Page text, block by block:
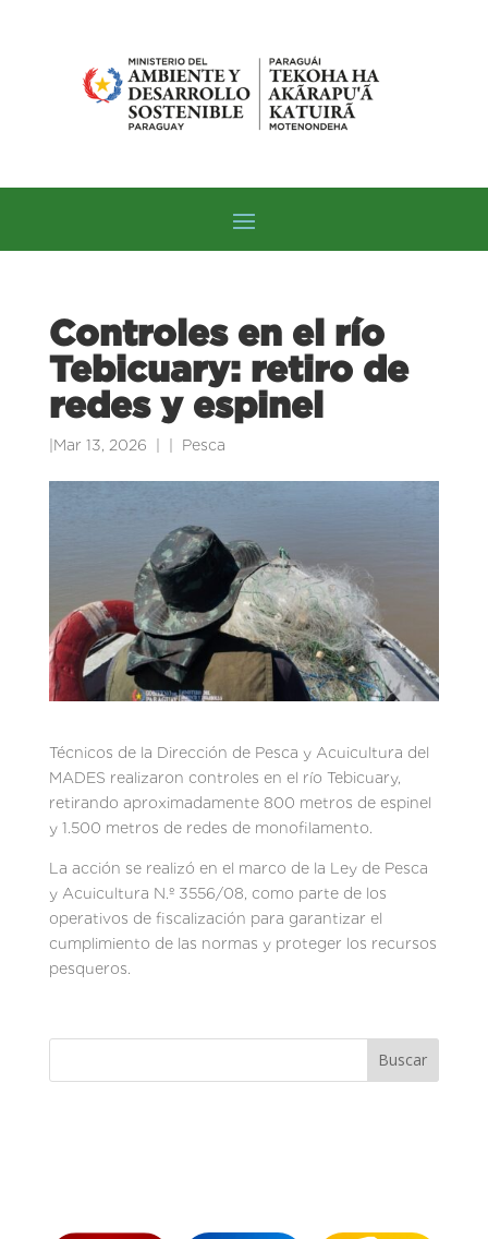
Controles en el río
Tebicuary: retiro de
redes y espinel
Mar 13, 2026 Pesca
Técnicos de la Dirección de Pesca y Acuicultura del
MADES realizaron controles en el río Tebicuary,
retirando aproximadamente 800 metros de espinel
y 1.500 metros de redes de monofilamento.
La acción se realizó en el marco de la Ley de Pesca
y Acuicultura N.º 3556/08, como parte de los
operativos de fiscalización para garantizar el
cumplimiento de las normas y proteger los recursos
pesqueros.
Buscar